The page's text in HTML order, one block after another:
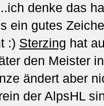
denke das
ein gutes
:) Sterzing hat
den Meister
ändert aber
der AlpsHL